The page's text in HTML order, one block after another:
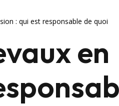
: qui est responsable de quoi
en